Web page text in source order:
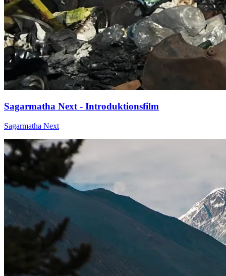
Sagarmatha Next - Introduktionsfilm
Sagarmatha Next